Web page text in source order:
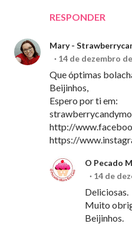
RESPONDER
Mary -
14 de dezembro
Que óptimas
Beijinhos,
Espero por ti em:
http://
https://
O Pecado
14 de
Deliciosas.
Muito
Beijinhos.